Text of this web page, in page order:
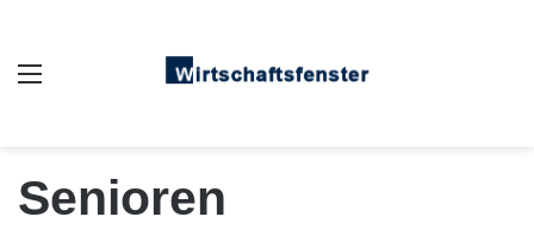
Senioren